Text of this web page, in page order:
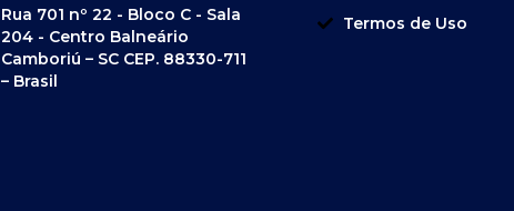
Rua 701 nº 22 - Bloco C - Sala
204 - Centro Balneário
Camboriú – SC CEP. 88330-711
– Brasil
Termos de Uso